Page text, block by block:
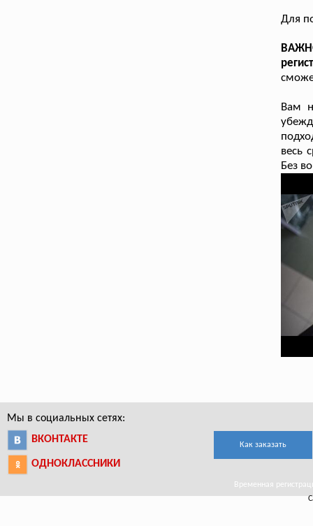
Для
Вам
весь
Без
Мы в социальных сетях:
ВКОНТАКТЕ
ОДНОКЛАССНИКИ
Как заказать
Временная